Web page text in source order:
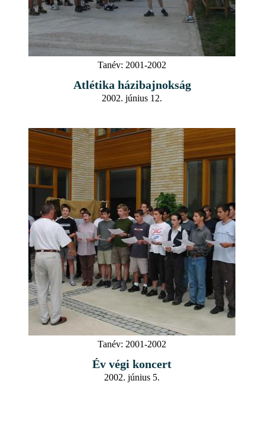
Tanév: 2001-2002
Atlétika házibajnokság
2002. június 12.
Tanév: 2001-2002
Év végi koncert
2002. június 5.